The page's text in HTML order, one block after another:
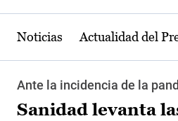
Noticias Actualidad del
Ante la incidencia de la
Sanidad levanta